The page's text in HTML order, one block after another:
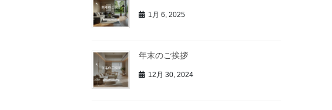
1月 6, 2025
年末のご挨拶
12月 30, 2024